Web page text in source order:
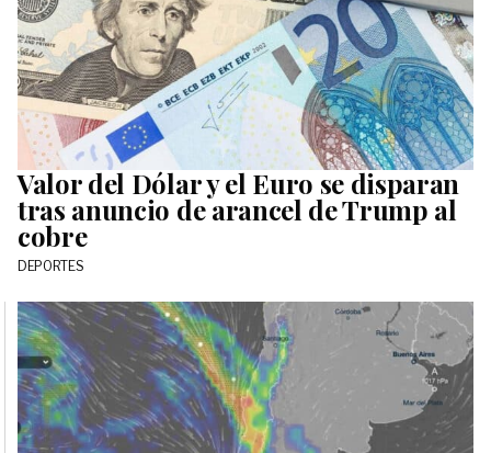
Valor del Dólar y el Euro se disparan
tras anuncio de arancel de Trump al
cobre
DEPORTES